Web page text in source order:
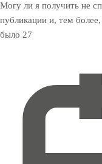
Могу ли я получить не
публикации и, тем
было 27